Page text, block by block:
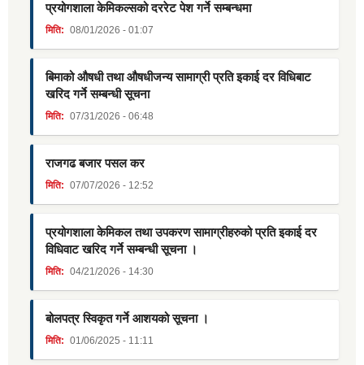
प्रयोगशाला केमिकल्सको दररेट पेश गर्ने सम्बन्धमा
मिति: 08/01/2026 - 01:07
बिमाको औषधी तथा औषधीजन्य सामाग्री प्रति इकाई दर विधिबाट
खरिद गर्ने सम्बन्धी सूचना
मिति: 07/31/2026 - 06:48
राजगढ बजार पसल कर
मिति: 07/07/2026 - 12:52
प्रयोगशाला केमिकल तथा उपकरण सामाग्रीहरुको प्रति इकाई दर
विधिवाट खरिद गर्ने सम्बन्धी सूचना ।
मिति: 04/21/2026 - 14:30
बोलपत्र स्विकृत गर्ने आशयको सूचना ।
मिति: 01/06/2025 - 11:11